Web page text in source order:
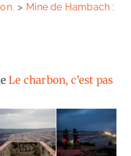
> Mine de Hambach :
Le charbon, c’est pas